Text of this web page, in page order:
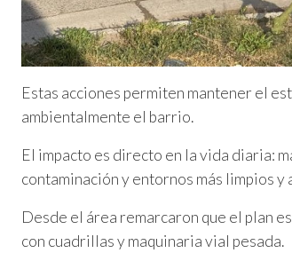
Estas acciones permiten mantener el
ambientalmente el barrio.
El impacto es directo en la vida diaria:
contaminación y entornos más limpios y
Desde el área remarcaron que el plan
con cuadrillas y maquinaria vial pesada.